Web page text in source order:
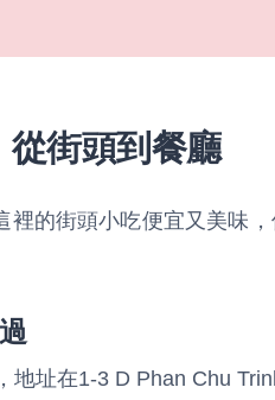
從街頭到餐廳
的街頭小吃便宜又美味
地址在1-3 D Phan Chu